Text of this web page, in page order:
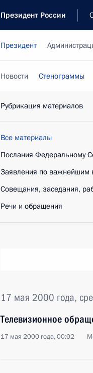
Президент России
Президент
Новости Стенограммы
Рубрикация материалов
Все материалы
Послания Федеральному
Заявления по важнейшим
Совещания, заседания,
Речи и обращения
17 мая 2000 года,
Телевизионное
17 мая 2000 года, 00:02